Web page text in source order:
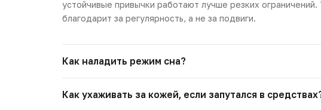
устойчивые привычки работают лучше резких ограничений.
благодарит за регулярность, а не за подвиги.
Как наладить режим сна?
Как ухаживать за кожей, если запутался в